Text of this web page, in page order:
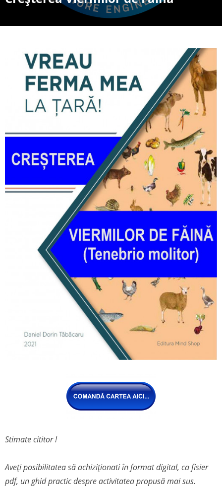
Stimate cititor !
Aveți posibilitatea să achiziționati în format digital, ca fisier
pdf, un ghid practic despre activitatea propusă mai sus.